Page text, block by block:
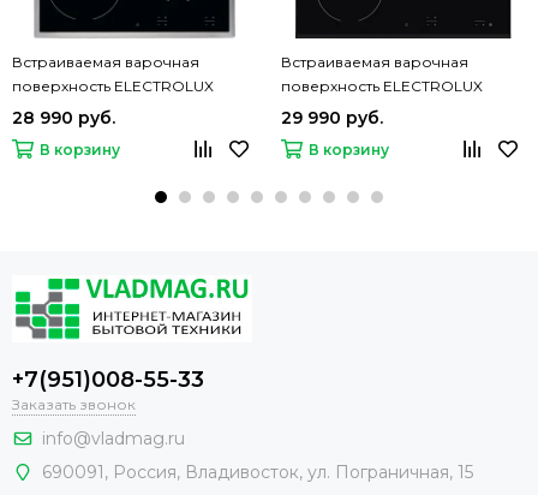
Встраиваемая варочная
поверхность ELECTROLUX
EHF16240XK
28 990 руб.
В корзину
Встраиваемая варочная
поверхность ELECTROLUX
EHF6232FOK
29 990 руб.
В корзину
+7(951)008-55-33
Заказать звонок
info@vladmag.ru
690091, Россия, Владивосток, ул. Пограничная, 15